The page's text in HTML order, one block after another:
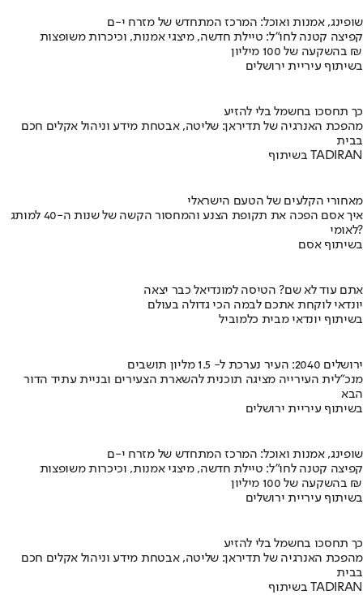
שופינג, אמנות ואוכל: המרכז המתחדש של מזרח י-ם
קפיצה קטנה לחו"ל: טיילת חדשה, מיצגי אמנות, וכיכרות משופצות
בהשקעה של 100 מיליון ₪
בשיתוף עיריית ירושלים
כך תחסכו בחשמל בלי להזיע
מהפכת האנרגיה של תדיראן: שליטה, אבטחת מידע וניהול אקלים חכם
בבית
בשיתוף TADIRAN
מאחורי הקלעים של הטעם הישראלי
איך אסם הפכה את תקופת הצנע והמחסור הקשה של שנות ה-40 למותג
לאומי?
בשיתוף אסם
אתם עוד לא שם? הטיסה למונדיאל כבר יצאה
יונדאי לוקחת אתכם לבמה הכי גדולה בעולם
בשיתוף יונדאי מבית כלמוביל
ירושלים 2040: העיר נערכת ל- 1.5 מליון תושבים
מנכ"לית העירייה מציגה תוכנית להשארת הצעירים ובניית עתיד הדור
הבא
בשיתוף עיריית ירושלים
שופינג, אמנות ואוכל: המרכז המתחדש של מזרח י-ם
קפיצה קטנה לחו"ל: טיילת חדשה, מיצגי אמנות, וכיכרות משופצות
בהשקעה של 100 מיליון ₪
בשיתוף עיריית ירושלים
כך תחסכו בחשמל בלי להזיע
מהפכת האנרגיה של תדיראן: שליטה, אבטחת מידע וניהול אקלים חכם
בבית
בשיתוף TADIRAN